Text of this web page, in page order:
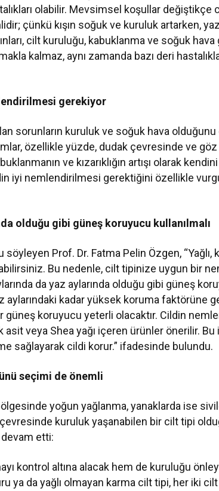
olabilir. Mevsimsel koşullar değiştikçe
çünkü kışın soğuk ve kuruluk artarken,
cilt kuruluğu, kabuklanma ve soğuk
kalmaz, aynı zamanda bazı deri
gerekiyor
sorunların kuruluk ve soğuk hava
özellikle yüzde, dudak çevresinde ve
ve kızarıklığın artışı olarak
iyi nemlendirilmesi gerektiğini özellikle
olduğu gibi güneş koruyucu kullanılmalı
Prof. Dr. Fatma Pelin Özgen, “Yağlı,
Bu nedenle, cilt tipinize uygun bir
da yaz aylarında olduğu gibi güneş
aylarındaki kadar yüksek koruma faktörüne
güneş koruyucu yeterli olacaktır. Cildin
veya Shea yağı içeren ürünler önerilir.
sağlayarak cildi korur.” ifadesinde bulundu.
seçimi de önemli
yoğun yağlanma, yanaklarda ise
kuruluk yaşanabilen bir cilt tipi
devam etti:
kontrol altına alacak hem de kuruluğu
ya da yağlı olmayan karma cilt tipi, her iki